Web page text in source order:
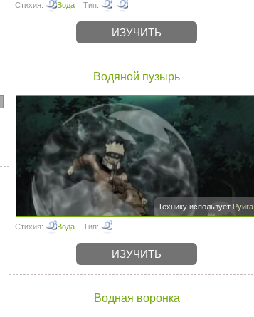
Стихия: Вода | Тип:
ИЗУЧИТЬ
Водяной пузырь
Технику использует Руйга
Стихия: Вода | Тип:
ИЗУЧИТЬ
Водная воронка